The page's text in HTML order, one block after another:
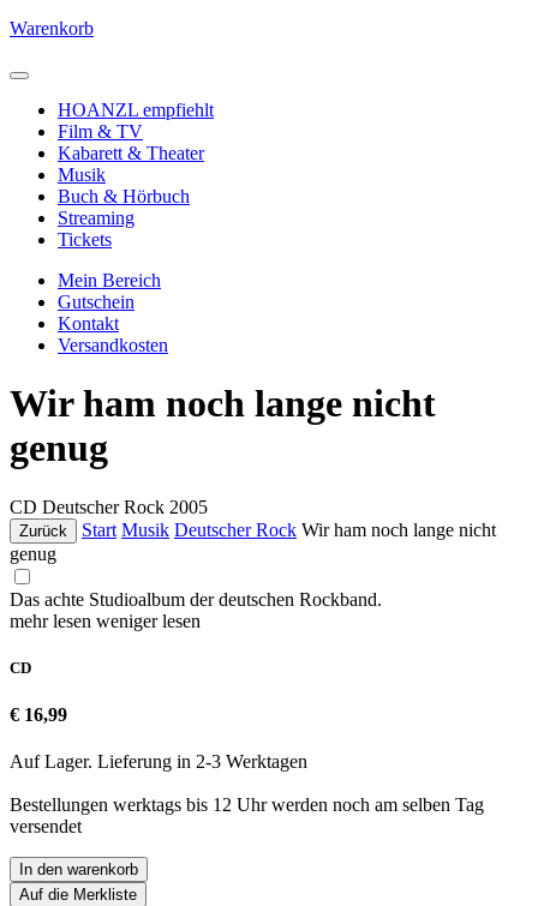
Warenkorb
HOANZL empfiehlt
Film & TV
Kabarett & Theater
Musik
Buch & Hörbuch
Streaming
Tickets
Mein Bereich
Gutschein
Kontakt
Versandkosten
Wir ham noch lange nicht
genug
CD Deutscher Rock 2005
Zurück Start Musik Deutscher Rock Wir ham noch lange nicht
genug
Das achte Studioalbum der deutschen Rockband.
mehr lesen weniger lesen
CD
€ 16,99
Auf Lager. Lieferung in 2-3 Werktagen
Bestellungen werktags bis 12 Uhr werden noch am selben Tag
versendet
In den warenkorb
Auf die Merkliste